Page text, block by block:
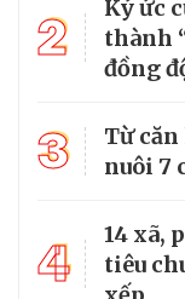
2
Ký ức
thành
đồng
3
Từ
nuôi 7
4
14 xã,
tiêu